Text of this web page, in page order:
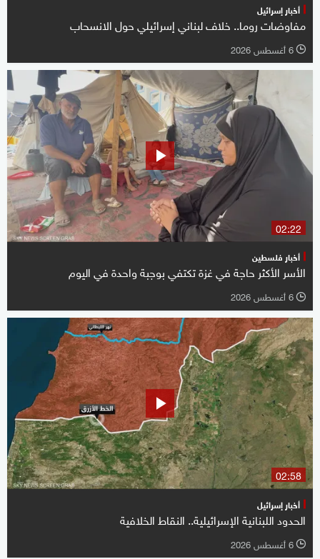
أخبار إسرائيل
مفاوضات روما.. خلاف لبناني إسرائيلي حول الانسحاب
l 6 أغسطس 2026
02:22
أخبار فلسطين
الأسر الأكثر حاجة في غزة تكتفي بوجبة واحدة في اليوم
l 6 أغسطس 2026
02:58
أخبار إسرائيل
الحدود اللبنانية الإسرائيلية.. النقاط الخلافية
l 6 أغسطس 2026